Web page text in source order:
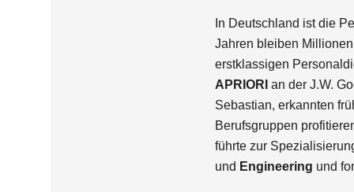
In Deutschland ist die
Jahren bleiben
erstklassigen
APRIORI an der J.W.
Sebastian, erkannten
Berufsgruppen
führte zur
und Engineering und